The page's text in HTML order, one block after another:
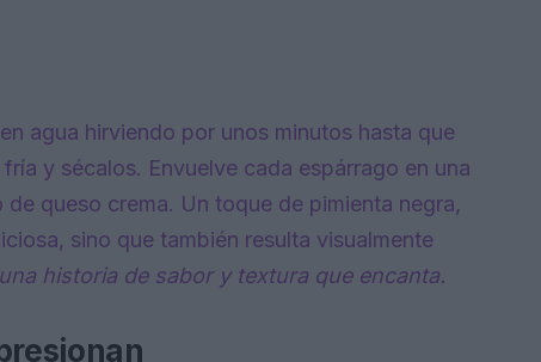
agua hirviendo por unos minutos hasta que
y sécalos. Envuelve cada espárrago en una
queso crema. Un toque de pimienta negra,
sino que también resulta visualmente
historia de sabor y textura que encanta.